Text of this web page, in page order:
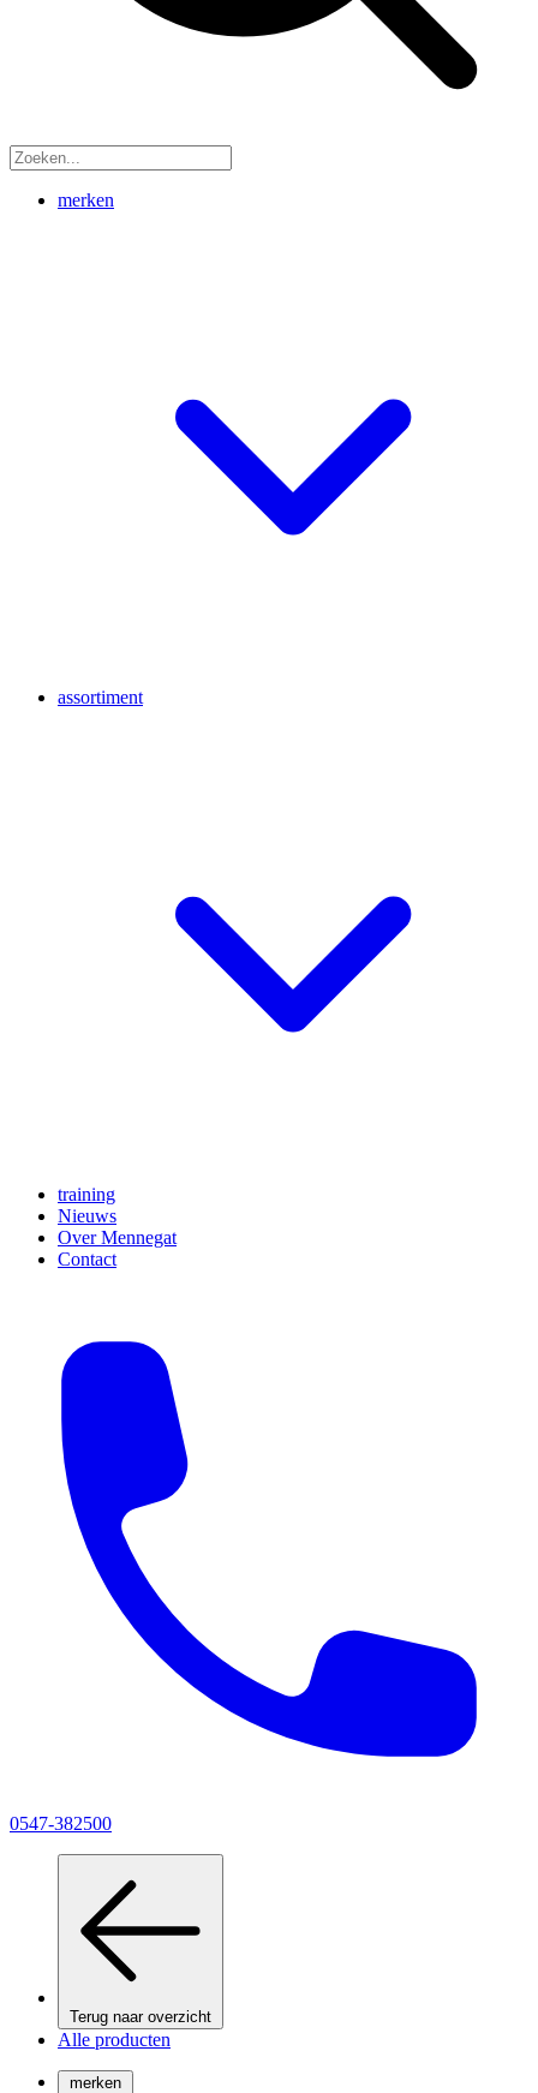
merken
assortiment
training
Nieuws
Over Mennegat
Contact
0547-382500
Terug naar overzicht
Alle producten
merken